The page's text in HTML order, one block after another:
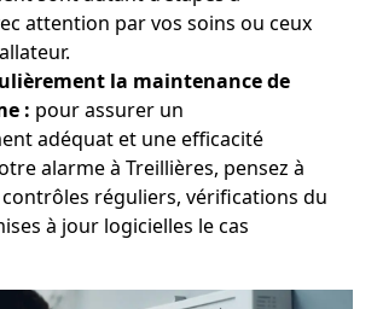
attention par vos soins ou ceux
la maintenance de
: pour assurer un
adéquat et une efficacité
alarme à Treillières, pensez à
réguliers, vérifications du
à jour logicielles le cas